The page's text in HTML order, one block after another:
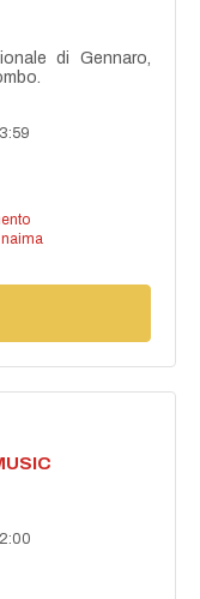
di Gennaro,
naima